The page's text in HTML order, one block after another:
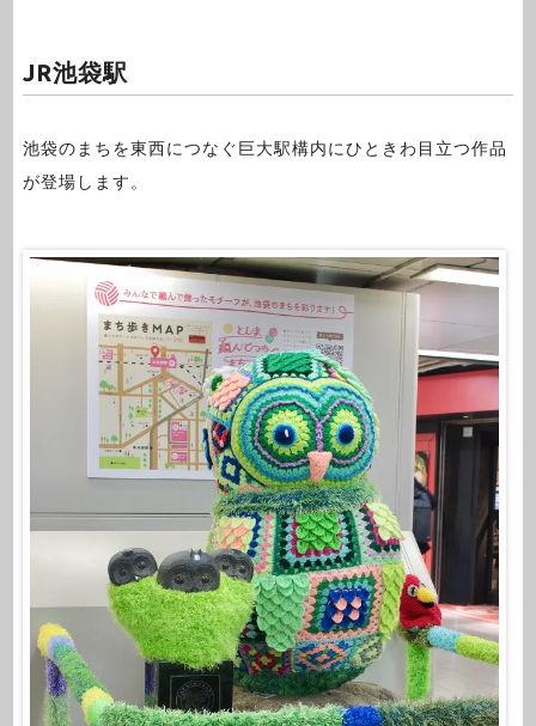
JR池袋駅
池袋のまちを東西につなぐ巨大駅構内にひときわ目立つ作品
が登場します。